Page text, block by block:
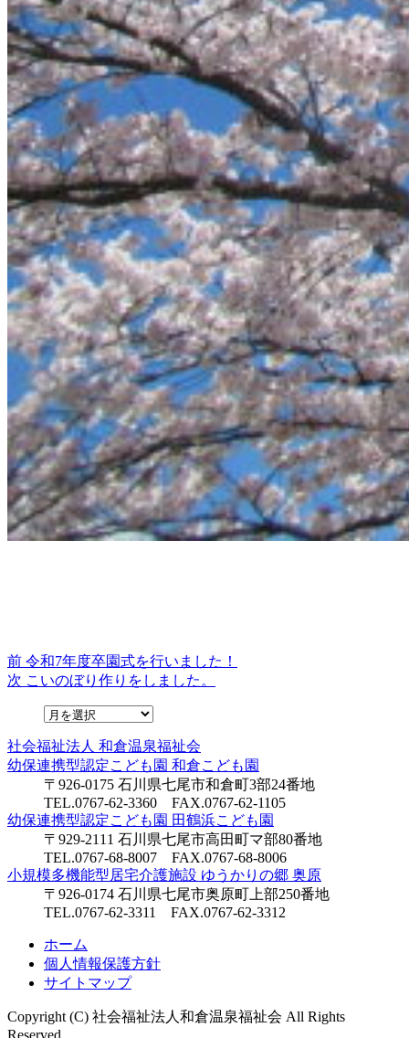
投
稿
ビ
ー
ョ
前 前
の
令和7年度卒園式を行いました！
次 次
稿:
こいのぼり作りをしました。
社会福祉法人 和倉温泉福祉会
幼保連携型認定こども園 和倉こども園
〒926-0175 石川県七尾市和倉町3部24番地
TEL.0767-62-3360 FAX.0767-62-1105
幼保連携型認定こども園 田鶴浜こども園
〒929-2111 石川県七尾市高田町マ部80番地
TEL.0767-68-8007 FAX.0767-68-8006
小規模多機能型居宅介護施設 ゆうかりの郷 奥原
〒926-0174 石川県七尾市奥原町上部250番地
TEL.0767-62-3311 FAX.0767-62-3312
ホーム
個人情報保護方針
サイトマップ
Copyright (C) 社会福祉法人和倉温泉福祉会 All Rights
Reserved.